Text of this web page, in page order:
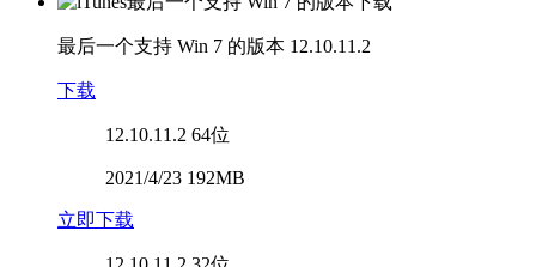
最后一个支持 Win 7 的版本 12.10.11.2
下载
12.10.11.2 64位
2021/4/23 192MB
立即下载